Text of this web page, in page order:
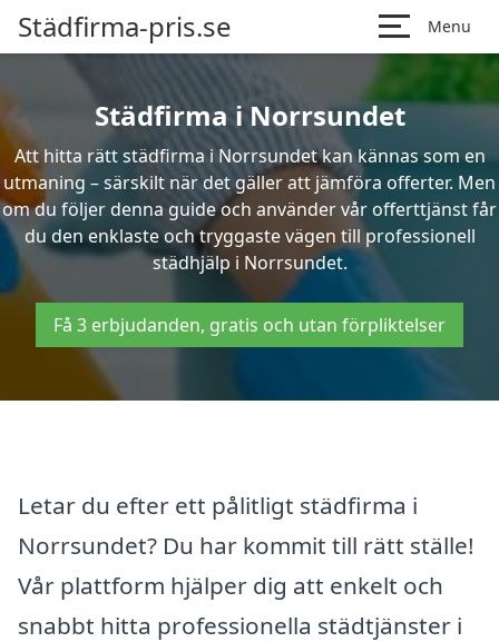
Städfirma-pris.se Menu
Städfirma i Norrsundet
Att hitta rätt städfirma i Norrsundet kan kännas som en
utmaning – särskilt när det gäller att jämföra offerter. Men
om du följer denna guide och använder vår offerttjänst får
du den enklaste och tryggaste vägen till professionell
städhjälp i Norrsundet.
Få 3 erbjudanden, gratis och utan förpliktelser
Letar du efter ett pålitligt städfirma i
Norrsundet? Du har kommit till rätt ställe!
Vår plattform hjälper dig att enkelt och
snabbt hitta professionella städtjänster i